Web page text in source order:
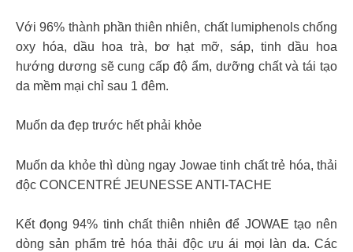
Với 96% thành phần thiên nhiên, chất lumiphenols chống
oxy hóa, dầu hoa trà, bơ hạt mỡ, sáp, tinh dầu hoa
hướng dương sẽ cung cấp độ ẩm, dưỡng chất và tái tạo
da mềm mại chỉ sau 1 đêm.
Muốn da đẹp trước hết phải khỏe
Muốn da khỏe thì dùng ngay Jowae tinh chất trẻ hóa, thải
độc CONCENTRÉ JEUNESSE ANTI-TACHE
Kết đọng 94% tinh chất thiên nhiên để JOWAE tạo nên
dòng sản phẩm trẻ hóa thải độc ưu ái mọi làn da. Các